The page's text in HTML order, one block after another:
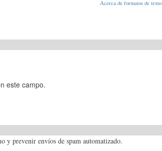
Acerca de formatos de texto
este campo.
y prevenir envíos de spam automatizado.